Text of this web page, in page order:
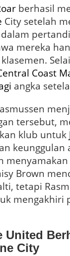
berhasil
City setelah
mereka
Coast
angka
tersebut,
klub untuk
keunggulan
Brown
tetapi
mengakhiri
United
City